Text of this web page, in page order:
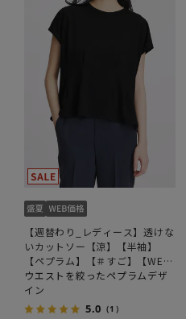
【週替わり_レディース】透けな
いカットソー【涼】【半袖】
【ペプラム】【＃すご】【WEB
限定サイズあり】
ウエストを絞ったペプラムデザ
イン
5.0 （1）